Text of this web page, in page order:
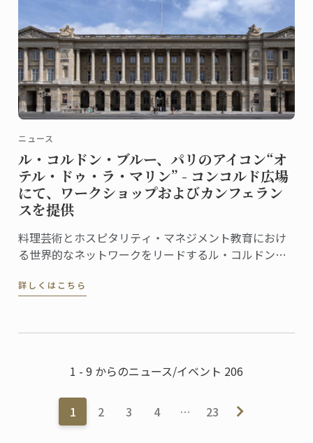
ニュース
ル・コルドン・ブルー、パリのアイコン“オ
テル・ドゥ・ラ・マリン” - コンコルド広場
にて、ワークショップおよびカンフェラン
スを提供
料理芸術とホスピタリティ・マネジメント教育におけ
る世界的なネットワークをリードするル・コルドン・
des Monuments Nationaux, CMN）より、パリのオテ
詳しくはこちら
1 - 9 からのニュース/イベント 206
1 2 3 4 … 23